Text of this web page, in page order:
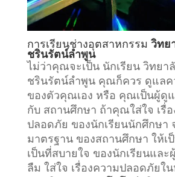
การเรียนช่างอุตสาหกรรม วิทย
ชรินรัตน์ลำพูน
ไม่ว่าคุณจะเป็น นักเรียน วิทยา
ชรินรัตน์ลำพูน คุณก็ควร ดูแลค
ของตัวคุณเอง หรือ คุณเป็นผู้ดูแ
กับ สถานศึกษา ถ้าคุณใส่ใจ เรื่
ปลอดภัย ของนักเรียนนักศึกษา
มาตรฐาน ของสถานศึกษา ให้เ
เป็นที่สบายใจ ของนักเรียนและ
ลืม ใส่ใจ เรื่องความปลอดภัยใ